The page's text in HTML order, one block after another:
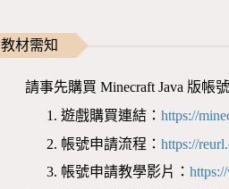
教材需知
請事先購買 Minecraft Java 版帳
遊戲購買連結：https://
帳號申請流程：https://
帳號申請教學影片：